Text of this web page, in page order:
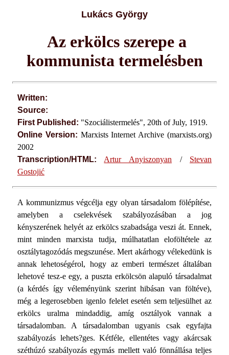
Lukács György
Az erkölcs szerepe a
kommunista termelésben
Written:
Source:
First Published: "Szociálistermelés", 20th of July, 1919.
Online Version: Marxists Internet Archive (marxists.org)
2002
Transcription/HTML:
Artur Anyiszonyan / Stevan
Gostojić
A kommunizmus végcélja egy olyan társadalom fölépítése,
amelyben a cselekvések szabályozásában a jog
kényszerének helyét az erkölcs szabadsága veszi át. Ennek,
mint minden marxista tudja, múlhatatlan eloföltétele az
osztálytagozódás megszunése. Mert akárhogy vélekedünk is
annak lehetoségérol, hogy az emberi természet általában
lehetové tesz-e egy, a puszta erkölcsön alapuló társadalmat
(a kérdés így véleményünk szerint hibásan van föltéve),
még a legerosebben igenlo felelet esetén sem teljesülhet az
erkölcs uralma mindaddig, amíg osztályok vannak a
társadalomban. A társadalomban ugyanis csak egyfajta
szabályozás lehets?ges. Kétféle, ellentétes vagy akárcsak
széthúzó szabályozás egymás mellett való fönnállása teljes